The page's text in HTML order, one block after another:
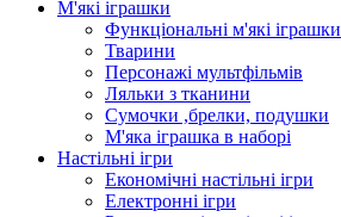
М'які іграшки
Функціональні м'які іграшки
Тварини
Персонажі мультфільмів
Ляльки з тканини
Сумочки ,брелки, подушки
М'яка іграшка в наборі
Настільні ігри
Економічні настільні ігри
Електронні ігри